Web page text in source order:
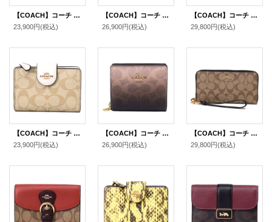
【COACH】コーチ コーティングキャンバス レザー シグネチャー スモール トリフォールド コンパクト 三つ折り財布 グラファイト×ブラック（日本未発売）
23,900円(税込)
【COACH】コーチ 財布 ぺブルレザー ロゴ ミディアム コーナー ジップ ウォレット 二つ折り財布 ダークストーン（日本未発売）
26,900円(税込)
【COACH】コーチ コーティングキャンバス レザー シグネチャー グレース ミディアム ウォレット フラップ 二つ折り財布 ライトカーキチャークマルチ（日本未発売）
29,800円(税込)
【COACH】コーチ コーティングキャンバス スムースレザー シグネチャー ミディアム コーナー ジップ ウォレット 二つ折り財布 ライトカーキ×チャーク（日本未発売）
23,900円(税込)
【COACH】コーチ 財布 二つ折り グラデーション コーティングキャンバス レザー シグネチャー ロゴ チャーム スナップ ウォレット 財布 ブラウン（日本未発売）
26,900円(税込)
【COACH】コーチ コーティングキャンバス スムースレザー シグネチャー リストレット ロング ジップ アラウンド 長財布 カーキ×ブラック（日本未発売）
29,800円(税込)